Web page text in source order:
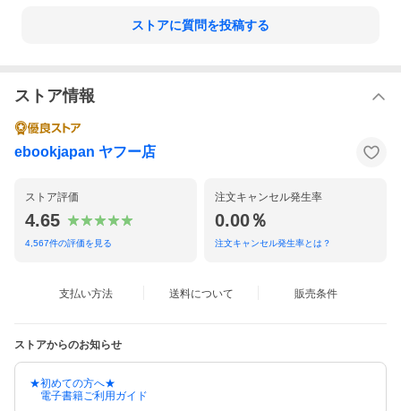
ストアに質問を投稿する
ストア情報
ebookjapan ヤフー店
ストア評価
4.65
4,567件の評価を見る
注文キャンセル発生率
0.00％
注文キャンセル発生率とは？
支払い方法 送料について 販売条件
ストアからのお知らせ
★初めての方へ★
電子書籍ご利用ガイド